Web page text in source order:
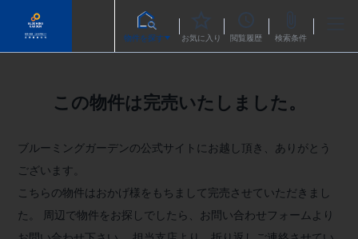
物件を探す お気に入り 閲覧履歴 検索条件
この物件は完売いたしました。
ブルーミングガーデンの公式サイトにお越し頂き、ありがとう
ございます。
こちらの物件はおかげ様をもちまして完売させていただきまし
た。
周辺で物件をお探しでしたら、お問い合わせフォームより